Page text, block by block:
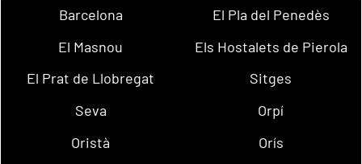
Barcelona
El Pla del Penedès
El Masnou
Els Hostalets de Pierola
El Prat de Llobregat
Sitges
Seva
Orpí
Oristà
Orís